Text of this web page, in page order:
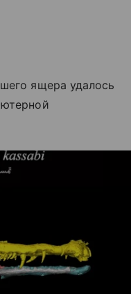
ящера удалось